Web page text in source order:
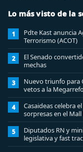
Lo más visto de la
1
Pdte Kast anuncia
Terrorismo (ACOT)
2
El Senado
mechas
3
Nuevo triunfo para
vetos a la
4
Casaideas celebra
sorpresas en el
5
Diputados RN y
legislativa y fast